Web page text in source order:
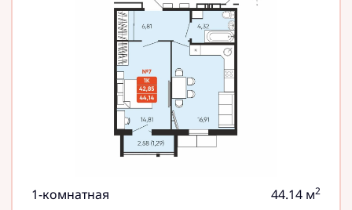
1-комнатная 44.14 м2